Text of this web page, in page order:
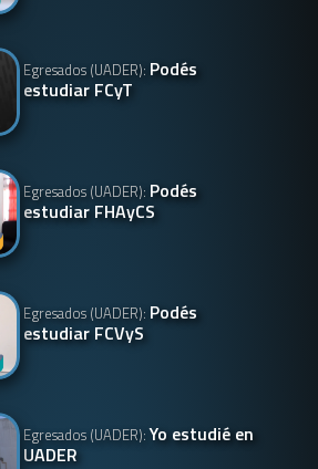
Egresados (UADER): Podés
estudiar FCyT
Egresados (UADER): Podés
estudiar FHAyCS
Egresados (UADER): Podés
estudiar FCVyS
Egresados (UADER):Yo estudié en
UADER